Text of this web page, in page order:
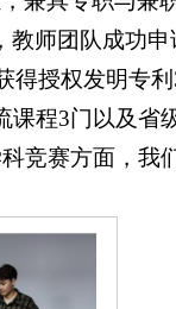
教师团队成功
得授权发明专
课程3门以及省
竞赛方面，我